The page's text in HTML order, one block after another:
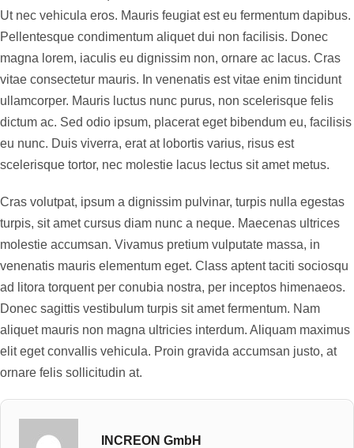
Ut nec vehicula eros. Mauris feugiat est eu fermentum dapibus.
Pellentesque condimentum aliquet dui non facilisis. Donec
magna lorem, iaculis eu dignissim non, ornare ac lacus. Cras
vitae consectetur mauris. In venenatis est vitae enim tincidunt
ullamcorper. Mauris luctus nunc purus, non scelerisque felis
dictum ac. Sed odio ipsum, placerat eget bibendum eu, facilisis
eu nunc. Duis viverra, erat at lobortis varius, risus est
scelerisque tortor, nec molestie lacus lectus sit amet metus.
Cras volutpat, ipsum a dignissim pulvinar, turpis nulla egestas
turpis, sit amet cursus diam nunc a neque. Maecenas ultrices
molestie accumsan. Vivamus pretium vulputate massa, in
venenatis mauris elementum eget. Class aptent taciti sociosqu
ad litora torquent per conubia nostra, per inceptos himenaeos.
Donec sagittis vestibulum turpis sit amet fermentum. Nam
aliquet mauris non magna ultricies interdum. Aliquam maximus
elit eget convallis vehicula. Proin gravida accumsan justo, at
ornare felis sollicitudin at.
INCREON GmbH